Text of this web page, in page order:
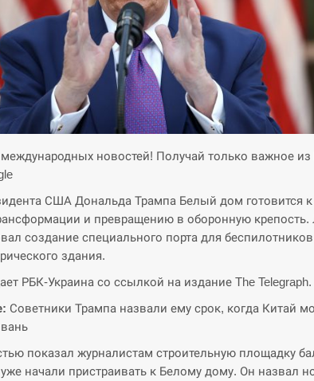
новостей! Получай только важное
США Дональда Трампа Белый дом готовится к
и превращению в оборонную крепость.
создание специального порта для
здания.
РБК-Украина со ссылкой на издание The Telegraph.
Советники Трампа назвали ему срок, когда Китай
показал журналистам строительную площадку
начали пристраивать к Белому дому. Он назвал